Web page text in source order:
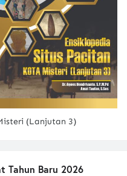
(Lanjutan 3)
Tahun Baru 2026